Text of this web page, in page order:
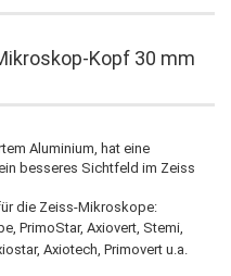
Kopf 30 mm
Aluminium, hat eine
besseres Sichtfeld im Zeiss
die Zeiss-Mikroskope:
PrimoStar, Axiovert, Stemi,
Axiotech, Primovert u.a.